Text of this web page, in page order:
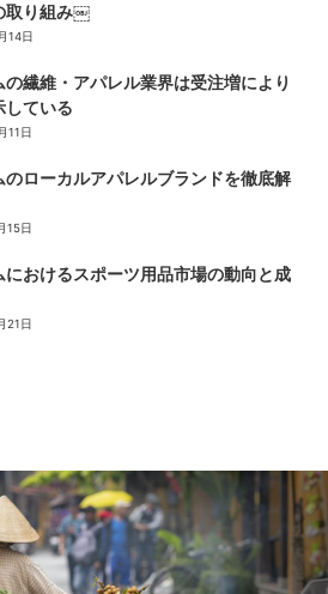
取り組み￼
14日
の繊維・アパレル業界は受注増により
している
11日
のローカルアパレルブランドを徹底解
15日
におけるスポーツ用品市場の動向と成
21日